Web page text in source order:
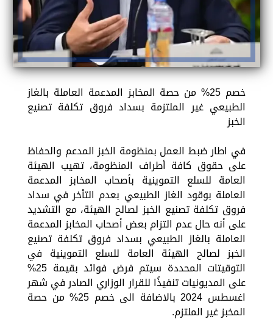
خصم 25% من حصة المخابز المدعمة العاملة بالغاز
الطبيعي غير الملتزمة بسداد فروق تكلفة تصنيع
الخبز
في اطار ضبط العمل بمنظومة الخبز المدعم والحفاظ
على حقوق كافة أطراف المنظومة، تهيب الهيئة
العامة للسلع التموينية بأصحاب المخابز المدعمة
العاملة بوقود الغاز الطبيعي بعدم التأخر في سداد
فروق تكلفة تصنيع الخبز لصالح الهيئة، مع التشديد
على أنه حال عدم التزام بعض أصحاب المخابز المدعمة
العاملة بالغاز الطبيعي بسداد فروق تكلفة تصنيع
الخبز لصالح الهيئة العامة للسلع التموينية في
التوقيتات المحددة سيتم فرض فوائد بقيمة 25%
على المديونيات تنفيذًا للقرار الوزاري الصادر في شهر
اغسطس 2024 بالاضافة الى خصم 25% من حصة
المخبز غير الملتزم.